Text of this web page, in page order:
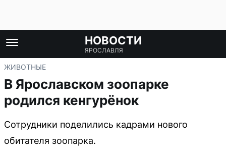
НОВОСТИ
ЯРОСЛАВЛЯ
ЖИВОТНЫЕ
В Ярославском зоопарке
родился кенгурёнок
Сотрудники поделились кадрами нового
обитателя зоопарка.